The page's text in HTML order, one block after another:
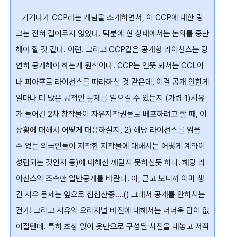
거기다가 CCP라는 개념을 소개하면서, 이 CCP에 대한 링
크는 전혀 걸어두지 않았다. 덕분에 현 상태에서는 논의를 중단
해야 할 것 같다. 이런. 그리고 CCP같은 공개형 라이선스는 당
연히 공개해야 하는게 원칙이다. CCP는 언뜻 봐서는 CCL이
나 피아프로 라이선스를 따라하신 것 같은데, 이걸 공개 안한게
얼마나 더 많은 공적인 문제를 일으킬 수 있는지 (가령 1)시유
가 들어간 2차 창작물이 자유저작권물로 배포하려고 할 때, 이
상황에 대해서 어떻게 대응하실지, 2) 해당 라이선스를 읽을
수 없는 외국인들이 저작한 저작물에 대해서는 어떻게 계약이
성립되는 것인지 등)에 대해선 깨닫지 못하신듯 하다. 해당 라
이선스의 조속한 일반공개를 바란다. 아, 글고 보니까 이미 생
긴 시우 문제는 앞으로 첩첩산중....() 그래서 공개를 안하시는
건가! 그리고 시유의 오리지널 버전에 대해서는 더더욱 답이 없
어질텐데. 특히 초상 없이 옷만으로 구성된 사진을 내놓고 저작